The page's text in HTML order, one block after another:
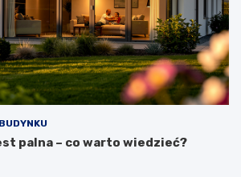
palna – co warto wiedzieć?